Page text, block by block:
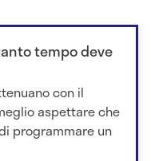
tempo deve
con il
aspettare che
programmare un